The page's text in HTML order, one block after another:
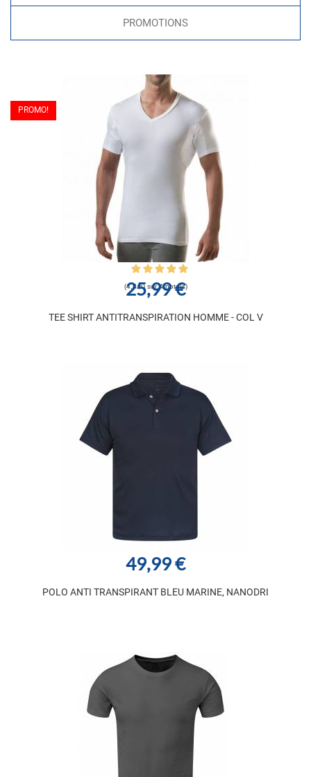
PROMOTIONS
PROMO!
(4,8/5) sur 4 note(s)
25,99 €
TEE SHIRT ANTITRANSPIRATION HOMME - COL V
49,99 €
POLO ANTI TRANSPIRANT BLEU MARINE, NANODRI